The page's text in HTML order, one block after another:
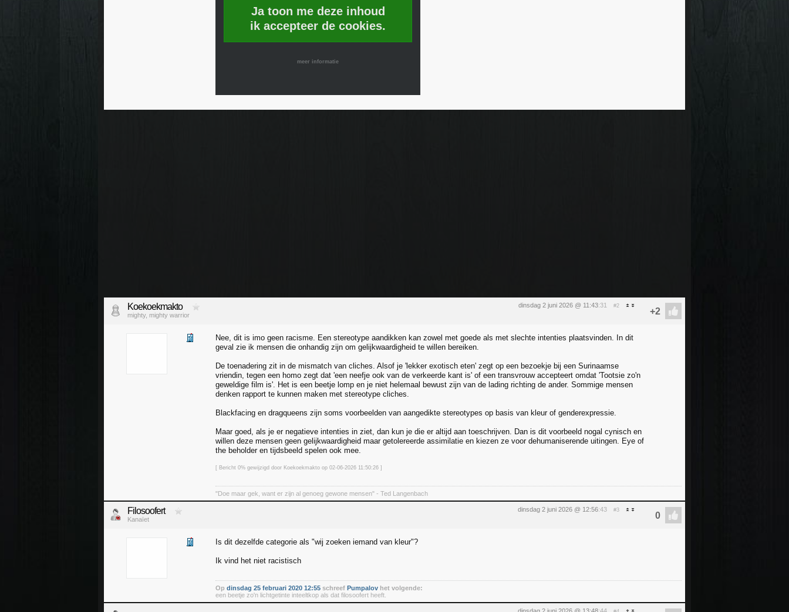
Ja toon me deze inhoud
ik accepteer de cookies.
meer informatie
dinsdag 2 juni 2026 @ 11:43:31 #2
Koekoekmakto
mighty, mighty warrior
Nee, dit is imo geen racisme. Een stereotype aandikken kan zowel met goede als met slechte intenties plaatsvinden. In dit
geval zie ik mensen die onhandig zijn om gelijkwaardigheid te willen bereiken.
De toenadering zit in de mismatch van cliches. Alsof je 'lekker exotisch eten' zegt op een bezoekje bij een Surinaamse
vriendin, tegen een homo zegt dat 'een neefje ook van de verkeerde kant is' of een transvrouw accepteert omdat 'Tootsie zo'n
geweldige film is'. Het is een beetje lomp en je niet helemaal bewust zijn van de lading richting de ander. Sommige mensen
denken rapport te kunnen maken met stereotype cliches.
Blackfacing en dragqueens zijn soms voorbeelden van aangedikte stereotypes op basis van kleur of genderexpressie.
Maar goed, als je er negatieve intenties in ziet, dan kun je die er altijd aan toeschrijven. Dan is dit voorbeeld nogal cynisch en
willen deze mensen geen gelijkwaardigheid maar getolereerde assimilatie en kiezen ze voor dehumaniserende uitingen. Eye of
the beholder en tijdsbeeld spelen ook mee.
[ Bericht 0% gewijzigd door Koekoekmakto op 02-06-2026 11:50:26 ]
"Doe maar gek, want er zijn al genoeg gewone mensen" - Ted Langenbach
dinsdag 2 juni 2026 @ 12:56:43 #3
Filosoofert
Kanaïet
Is dit dezelfde categorie als "wij zoeken iemand van kleur"?
Ik vind het niet racistisch
Op dinsdag 25 februari 2020 12:55 schreef Pumpalov het volgende:
een beetje zo'n lichtgetinte inteeltkop als dat filosoofert heeft.